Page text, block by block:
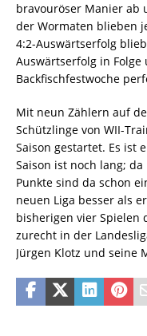
bravouröser Manier ab
der Wormaten blieben
4:2-Auswärtserfolg
Auswärtserfolg in
Backfischfestwoche
Mit neun Zählern auf
Schützlinge von WII-
Saison gestartet. Es ist
Saison ist noch lang;
Punkte sind da schon
neuen Liga besser als
bisherigen vier Spielen
zurecht in der
Jürgen Klotz und seine